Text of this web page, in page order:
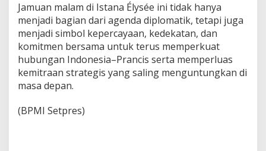
Jamuan malam di Istana Élysée ini tidak hanya
menjadi bagian dari agenda diplomatik, tetapi juga
menjadi simbol kepercayaan, kedekatan, dan
komitmen bersama untuk terus memperkuat
hubungan Indonesia–Prancis serta memperluas
kemitraan strategis yang saling menguntungkan di
masa depan.
(BPMI Setpres)